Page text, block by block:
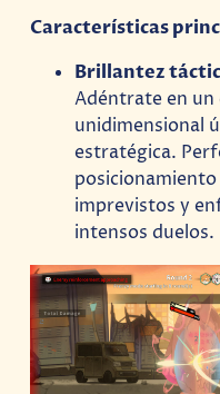
Características
Brillantez
Adéntrate en un
unidimensional
estratégica.
imprevistos y
intensos duelos.